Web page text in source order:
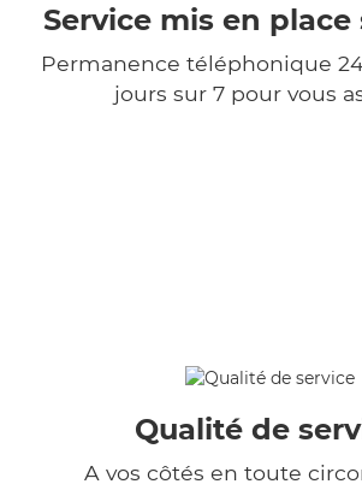
Service mis en place
Permanence téléphonique
jours sur 7 pour vous
Qualité de
A vos côtés en toute